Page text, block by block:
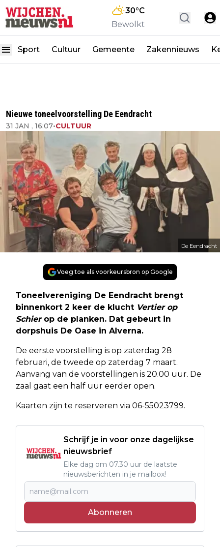
30°C
Bewolkt
Sport Cultuur Gemeente Zakennieuws
Nieuwe toneelvoorstelling De Eendracht
31 JAN , 16:07•CULTUUR
De Eendracht
Voeg toe als voorkeursbron op Google
Toneelvereniging De Eendracht brengt
binnenkort 2 keer de klucht Vertier op
Schierop de planken. Dat gebeurt in
dorpshuis De Oase in Alverna.
De eerste voorstelling is op zaterdag 28
februari, de tweede op zaterdag 7 maart.
Aanvang van de voorstellingen is 20.00 uur. De
zaal gaat een half uur eerder open.
Kaarten zijn te reserveren via 06-55023799.
Schrijf je in voor onze dagelijkse
nieuwsbrief
Elke dag om 07.30 uur de laatste
nieuwsberichten in je mailbox!
Abonneren